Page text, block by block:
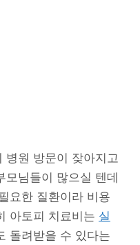
병원 방문이 잦아지고
모님들이 많으실 텐데
요한 질환이라 비용
아토피 치료비는 실
돌려받을 수 있다는